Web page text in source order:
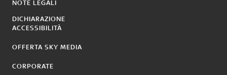
NOTE LEGALI
DICHIARAZIONE
ACCESSIBILITÀ
OFFERTA SKY MEDIA
CORPORATE